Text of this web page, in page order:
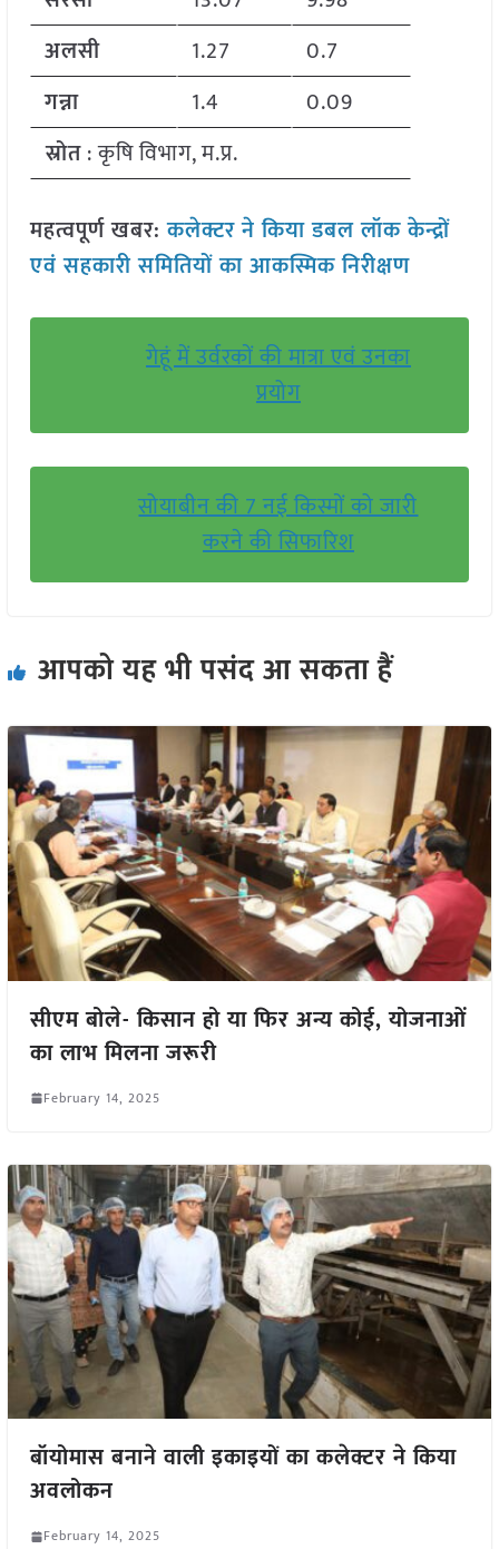
अलसी
1.27
0.7
गन्ना
1.4
0.09
स्रोत: कृषि विभाग, म.प्र.
महत्वपूर्ण खबर:कलेक्टर ने किया डबल लॉक केन्द्रों
एवं सहकारी समितियों का आकस्मिक निरीक्षण
गेहूं में उर्वरकों की मात्रा एवं उनका
प्रयोग
सोयाबीन की 7 नई किस्मों को जारी
करने की सिफारिश
आपको यह भी पसंद आ सकता हैं
सीएम बोले- किसान हो या फिर अन्य कोई, योजनाओं
का लाभ मिलना जरूरी
February 14, 2025
बॉयोमास बनाने वाली इकाइयों का कलेक्टर ने किया
अवलोकन
February 14, 2025